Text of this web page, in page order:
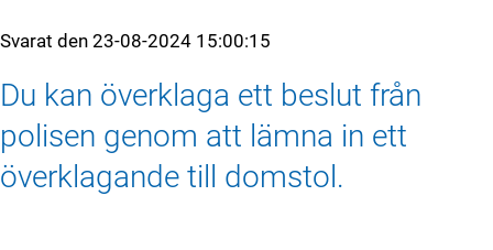
Svarat den23-08-2024 15:00:15
Du kan överklaga ett beslut från
polisen genom att lämna in ett
överklagande till domstol.